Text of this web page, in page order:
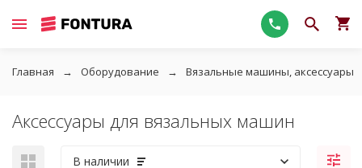
Главная Оборудование Вязальные машины, аксессуары
Аксессуары для вязальных машин
В наличии